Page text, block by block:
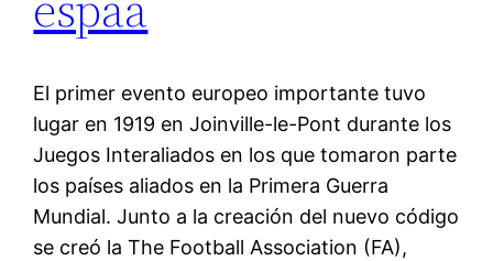
El primer evento europeo importante tuvo
lugar en 1919 en Joinville-le-Pont durante los
Juegos Interaliados en los que tomaron parte
los países aliados en la Primera Guerra
Mundial. Junto a la creación del nuevo código
se creó la The Football Association (FA),